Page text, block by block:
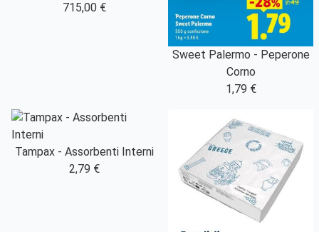
715,00 €
Sweet Palermo - Peperone
Corno
1,79 €
Tampax - Assorbenti Interni
2,79 €